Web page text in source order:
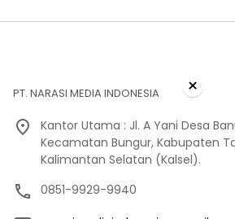
PT. NARASI MEDIA INDONESIA
Kantor Utama : Jl. A Yani Desa
Kecamatan Bungur, Kabupaten
Kalimantan Selatan (Kalsel).
0851-9929-9940
×